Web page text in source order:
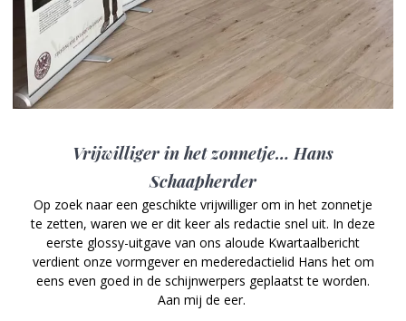
Vrijwilliger in het zonnetje… Hans
Schaapherder
Op zoek naar een geschikte vrijwilliger om in het zonnetje
te zetten, waren we er dit keer als redactie snel uit. In deze
eerste glossy-uitgave van ons aloude Kwartaalbericht
verdient onze vormgever en mederedactielid Hans het om
eens even goed in de schijnwerpers geplaatst te worden.
Aan mij de eer.